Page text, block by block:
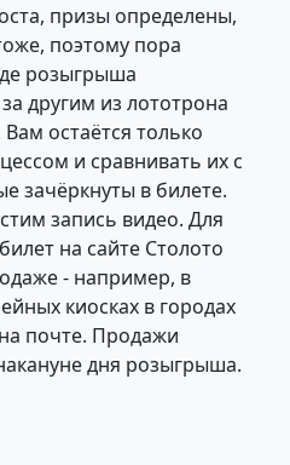
призы определены,
поэтому пора
розыгрыша
другим из лототрона
остаётся только
и сравнивать их с
зачёркнуты в билете.
запись видео. Для
на сайте Столото
- например, в
киосках в городах
почте. Продажи
дня розыгрыша.